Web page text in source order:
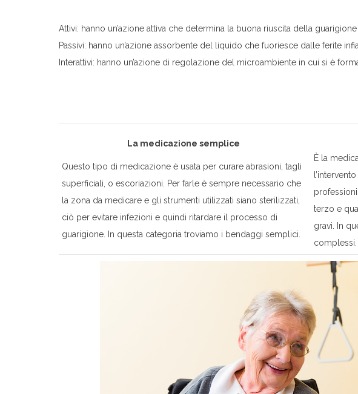
Attivi: hanno un’azione attiva che determina la buona riuscita della guarigione
Passivi: hanno un’azione assorbente del liquido che fuoriesce dalle ferite
Interattivi: hanno un’azione di regolazione del microambiente in cui si è
La medicazione semplice
Questo tipo di medicazione è usata per curare abrasioni, tagli
superficiali, o escoriazioni. Per farle è sempre necessario che
la zona da medicare e gli strumenti utilizzati siano sterilizzati,
ciò per evitare infezioni e quindi ritardare il processo di
guarigione. In questa categoria troviamo i bendaggi semplici.
È la
terzo e
gravi. In
complessi.